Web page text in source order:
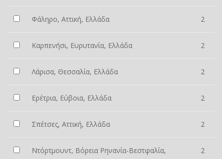
Φάληρο, Αττική, Ελλάδα 2
Καρπενήσι, Ευρυτανία, Ελλάδα 2
Λάρισα, Θεσσαλία, Ελλάδα 2
Ερέτρια, Εύβοια, Ελλάδα 2
Σπέτσες, Αττική, Ελλάδα 2
Ντόρτμουντ, Βόρεια Ρηνανία-Βεστφαλία,
2